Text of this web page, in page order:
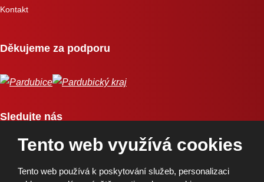
Kontakt
Děkujeme za podporu
Sledujte nás
Tento web využívá cookies
Tento web používá k poskytování služeb, personalizaci